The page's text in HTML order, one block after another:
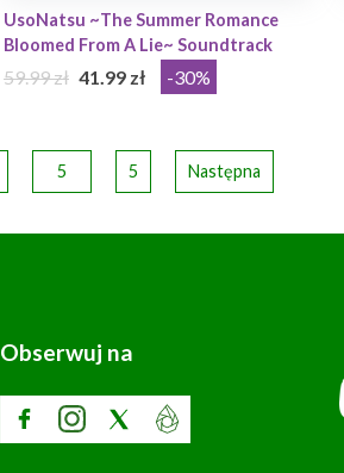
UsoNatsu ~The Summer Romance
Bloomed From A Lie~ Soundtrack
59.99 zł 41.99 zł -30%
5 5 Następna
Obserwuj na